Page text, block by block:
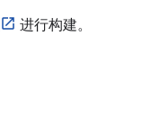
进行构建。